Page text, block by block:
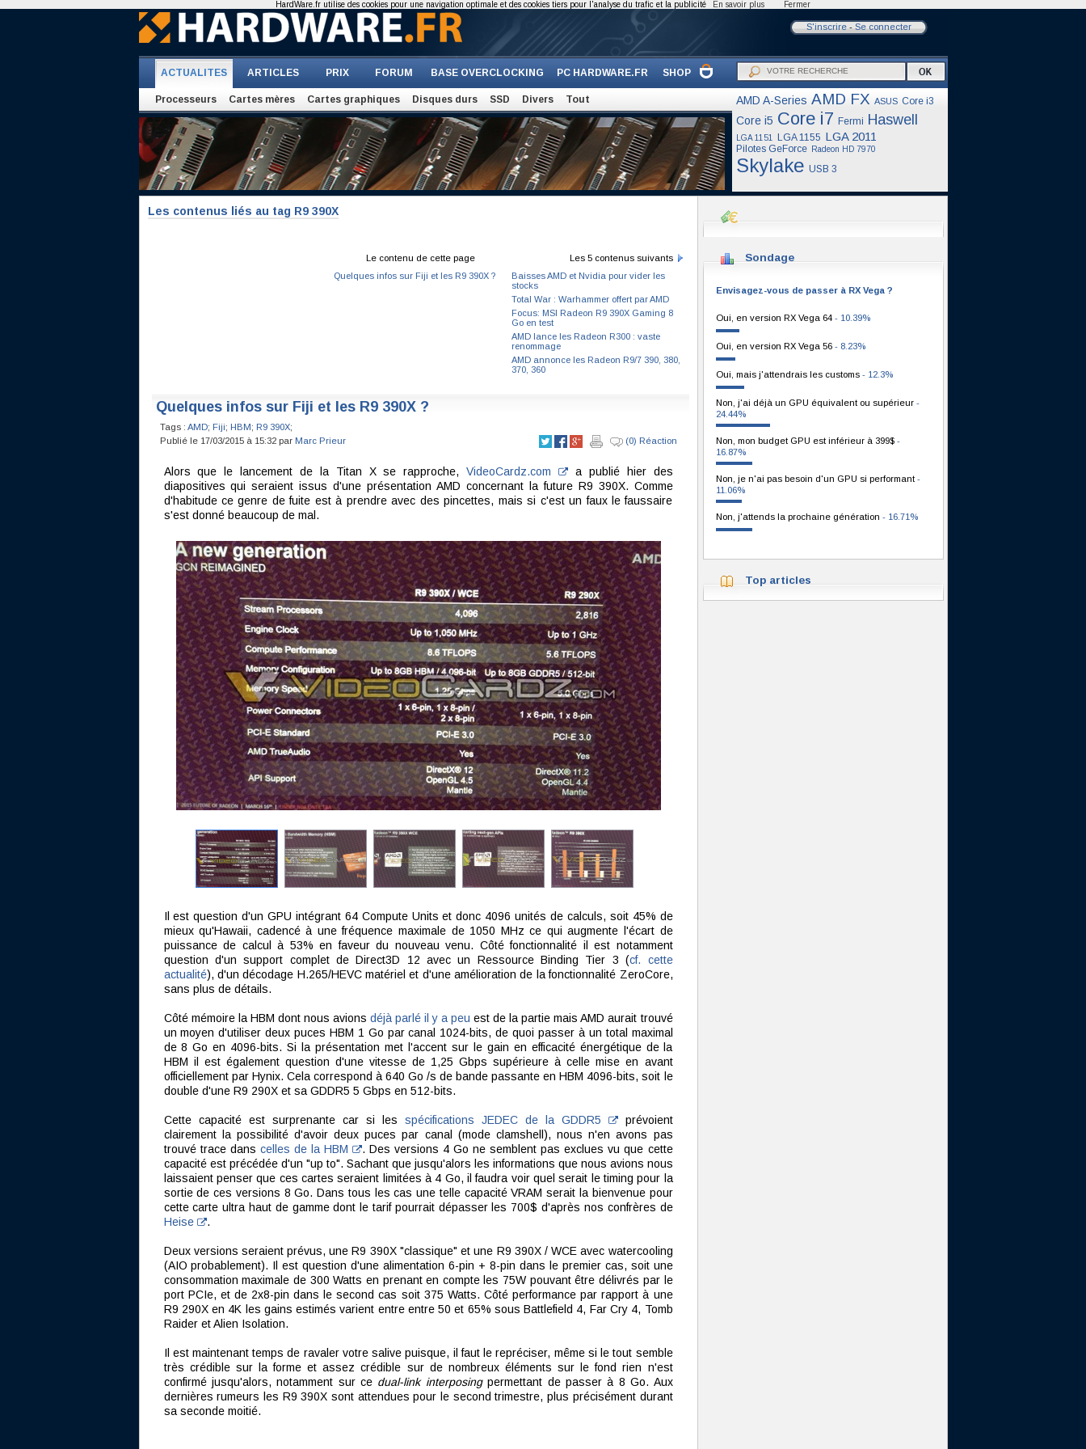
S'inscrire- Se connecter
ACTUALITES ARTICLES PRIX FORUM BASE OVERCLOCKING PC HARDWARE.FR SHOP
Processeurs Cartes mères Cartes graphiques Disques durs SSD Divers Tout AMD A-Series AMD FX ASUS Core i3
Core i5 Core i7 Fermi Haswell
LGA 1151 LGA 1155 LGA 2011
Pilotes GeForce Radeon HD 7970
Skylake USB 3
Les contenus liés au tag R9 390X
Le contenu de cette page
Quelques infos sur Fiji et les R9 390X ?
Les 5 contenus suivants
Baisses AMD et Nvidia pour vider les
stocks
Total War : Warhammer offert par AMD
Focus: MSI Radeon R9 390X Gaming 8
Go en test
AMD lance les Radeon R300 : vaste
renommage
AMD annonce les Radeon R9/7 390, 380,
370, 360
Quelques infos sur Fiji et les R9 390X ?
Tags : AMD; Fiji; HBM; R9 390X;
Publié le 17/03/2015 à 15:32 par Marc Prieur (0) Réaction
Alors que le lancement de la Titan X se rapproche,VideoCardz.com
a publié hier des
diapositives qui seraient issus d'une présentation AMD concernant la future R9 390X. Comme
d'habitude ce genre de fuite est à prendre avec des pincettes, mais si c'est un faux le faussaire
s'est donné beaucoup de mal.
Il est question d'un GPU intégrant 64 Compute Units et donc 4096 unités de calculs, soit 45% de
mieux qu'Hawaii, cadencé à une fréquence maximale de 1050 MHz ce qui augmente l'écart de
puissance de calcul à 53% en faveur du nouveau venu. Côté fonctionnalité il est notamment
question d'un support complet de Direct3D 12 avec un Ressource Binding Tier 3 (cf. cette
actualité), d'un décodage H.265/HEVC matériel et d'une amélioration de la fonctionnalité ZeroCore,
sans plus de détails.
Côté mémoire la HBM dont nous avions déjà parlé il y a peu est de la partie mais AMD aurait trouvé
un moyen d'utiliser deux puces HBM 1 Go par canal 1024-bits, de quoi passer à un total maximal
de 8 Go en 4096-bits. Si la présentation met l'accent sur le gain en efficacité énergétique de la
HBM il est également question d'une vitesse de 1,25 Gbps supérieure à celle mise en avant
officiellement par Hynix. Cela correspond à 640 Go /s de bande passante en HBM 4096-bits, soit le
double d'une R9 290X et sa GDDR5 5 Gbps en 512-bits.
Cette capacité est surprenante car si les spécifications JEDEC de la GDDR5
prévoient
clairement la possibilité d'avoir deux puces par canal (mode clamshell), nous n'en avons pas
trouvé trace dans celles de la HBM
. Des versions 4 Go ne semblent pas exclues vu que cette
capacité est précédée d'un "up to". Sachant que jusqu'alors les informations que nous avions nous
laissaient penser que ces cartes seraient limitées à 4 Go, il faudra voir quel serait le timing pour la
sortie de ces versions 8 Go. Dans tous les cas une telle capacité VRAM serait la bienvenue pour
cette carte ultra haut de gamme dont le tarif pourrait dépasser les 700$ d'après nos confrères de
Heise
.
Deux versions seraient prévus, une R9 390X "classique" et une R9 390X / WCE avec watercooling
(AIO probablement). Il est question d'une alimentation 6-pin + 8-pin dans le premier cas, soit une
consommation maximale de 300 Watts en prenant en compte les 75W pouvant être délivrés par le
port PCIe, et de 2x8-pin dans le second cas soit 375 Watts. Côté performance par rapport à une
R9 290X en 4K les gains estimés varient entre entre 50 et 65% sous Battlefield 4, Far Cry 4, Tomb
Raider et Alien Isolation.
Il est maintenant temps de ravaler votre salive puisque, il faut le repréciser, même si le tout semble
très crédible sur la forme et assez crédible sur de nombreux éléments sur le fond rien n'est
confirmé jusqu'alors, notamment sur ce dual-link interposingpermettant de passer à 8 Go. Aux
dernières rumeurs les R9 390X sont attendues pour le second trimestre, plus précisément durant
sa seconde moitié.
Sondage
Envisagez-vous de passer à RX Vega ?
Oui, en version RX Vega 64 - 10.39%
Oui, en version RX Vega 56 - 8.23%
Oui, mais j'attendrais les customs - 12.3%
Non, j'ai déjà un GPU équivalent ou supérieur -
24.44%
Non, mon budget GPU est inférieur à 399$ -
16.87%
Non, je n'ai pas besoin d'un GPU si performant -
11.06%
Non, j'attends la prochaine génération - 16.71%
Top articles
HardWare.fr utilise des cookies pour une navigation optimale et des cookies tiers pour l'analyse du trafic et la publicité En savoir plus Fermer